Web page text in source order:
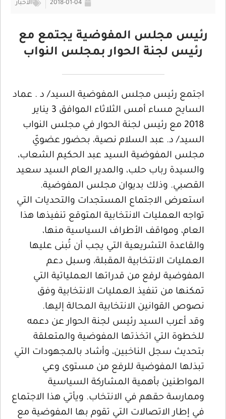
2018-01-04 الأخبار
رئيس مجلس المفوضية يجتمع مع
رئيس لجنة الحوار بمجلس النواب
اجتمع رئيس مجلس المفوضية السيد/ د . عماد
السايح مساء أمس الثلاثاء الموافق 3 يناير
2018 مع رئيس لجنة الحوار في مجلس النواب
السيد/ د. عبد السلام نصية، بحضور عضويّ
مجلس المفوضية السيد عبد الحكيم الشعاب،
والسيدة رباب حلب، والمدير العام السيد سعيد
القصبي. وذلك بديوان مجلس المفوضية.
استعرض الاجتماع المستجدات والتحديات التي
تواجه العمليات الانتخابية المتوقع تنفيذها هذا
العام، ومواقف الأطراف السياسية منها،
والقاعدة التشريعية التي يجب أن تُبنى عليها
العمليات الانتخابية المقبلة، وسبل دعم
المفوضية لرفع من قدراتها العملياتية التي
تمكنها من تنفيذ العمليات الانتخابية وفق
نصوص القوانين الانتخابية المحالة إليها.
وقد أعرب السيد رئيس لجنة الحوار عن دعمه
للخطوة التي اتخذتها المفوضية والمتعلقة
بتحديث سجل الناخبين، وأشاد بالمجهودات التي
تبذلها المفوضية للرفع من مستوى وعي
المواطنين بأهمية المشاركة السياسية
وممارسة حقهم في الانتخاب. ويأتي هذا الاجتماع
في إطار الاتصالات التي تقوم بها المفوضية مع